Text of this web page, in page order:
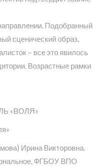
Подобранный
сценический образ,
– все это явилось
Возрастные рамки
«ВОЛЯ»
Ирина Викторовна.
ФГБОУ ВПО